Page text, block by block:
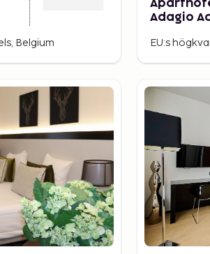
I
den lokala
nougatkräm eller
Godiva som har
varje dag,
temapark som
Ta tunnelbanan
Belgium
Adagio
EU:s